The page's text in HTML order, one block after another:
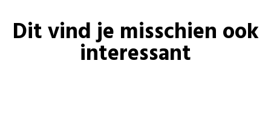
Dit vind je misschien ook
interessant